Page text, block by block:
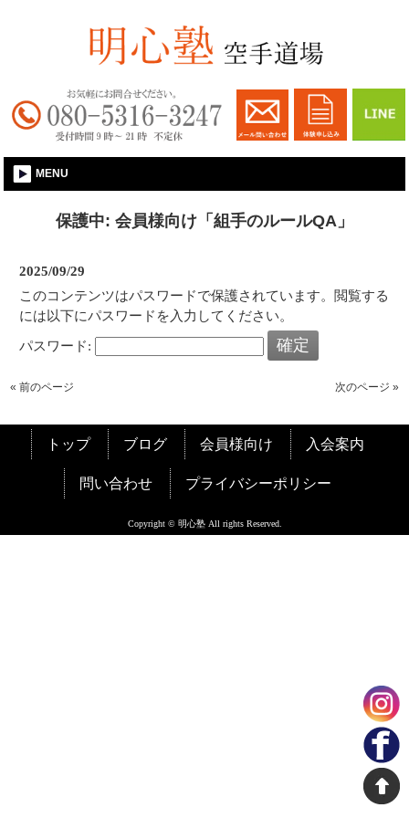
MENU
保護中: 会員様向け「組手のルールQA」
2025/09/29
このコンテンツはパスワードで保護されています。閲覧する
には以下にパスワードを入力してください。
パスワード:
« 前のページ 次のページ »
トップ ブログ 会員様向け 入会案内
問い合わせ プライバシーポリシー
Copyright © 明心塾 All rights Reserved.